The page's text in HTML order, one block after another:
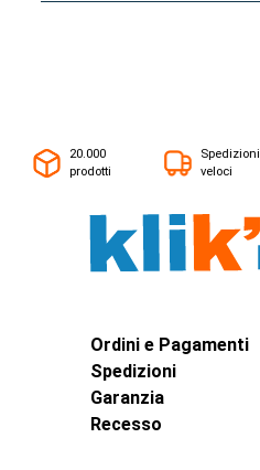
20.000
prodotti
Spedizioni
veloci
Ordini e Pagamenti
Spedizioni
Garanzia
Recesso